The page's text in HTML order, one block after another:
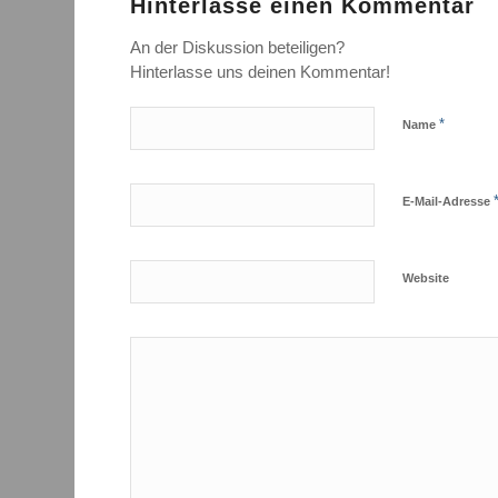
Hinterlasse einen Kommentar
An der Diskussion beteiligen?
Hinterlasse uns deinen Kommentar!
Name*
E-Mail-Adresse
Website